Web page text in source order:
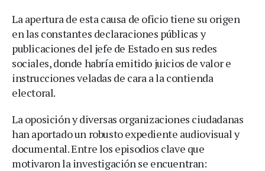
La apertura de esta causa de oficio tiene su origen
en las constantes declaraciones públicas y
publicaciones del jefe de Estado en sus redes
sociales, donde habría emitido juicios de valor e
instrucciones veladas de cara a la contienda
electoral.
La oposición y diversas organizaciones ciudadanas
han aportado un robusto expediente audiovisual y
documental. Entre los episodios clave que
motivaron la investigación se encuentran: